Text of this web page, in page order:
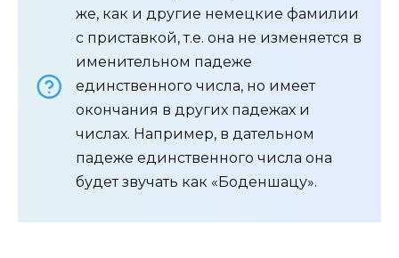
же, как и другие немецкие фамилии
с приставкой, т.е. она не изменяется в
именительном падеже
единственного числа, но имеет
окончания в других падежах и
числах. Например, в дательном
падеже единственного числа она
будет звучать как «Боденшацу».